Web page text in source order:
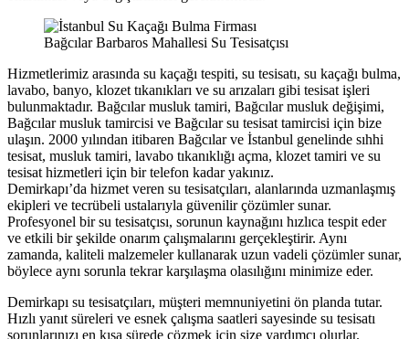
Bağcılar Barbaros Mahallesi Su Tesisatçısı
Hizmetlerimiz arasında su kaçağı tespiti, su tesisatı, su kaçağı bulma,
lavabo, banyo, klozet tıkanıkları ve su arızaları gibi tesisat işleri
bulunmaktadır. Bağcılar musluk tamiri, Bağcılar musluk değişimi,
Bağcılar musluk tamircisi ve Bağcılar su tesisat tamircisi için bize
ulaşın. 2000 yılından itibaren Bağcılar ve İstanbul genelinde sıhhi
tesisat, musluk tamiri, lavabo tıkanıklığı açma, klozet tamiri ve su
tesisat hizmetleri için bir telefon kadar yakınız.
Demirkapı’da hizmet veren su tesisatçıları, alanlarında uzmanlaşmış
ekipleri ve tecrübeli ustalarıyla güvenilir çözümler sunar.
Profesyonel bir su tesisatçısı, sorunun kaynağını hızlıca tespit eder
ve etkili bir şekilde onarım çalışmalarını gerçekleştirir. Aynı
zamanda, kaliteli malzemeler kullanarak uzun vadeli çözümler sunar,
böylece aynı sorunla tekrar karşılaşma olasılığını minimize eder.
Demirkapı su tesisatçıları, müşteri memnuniyetini ön planda tutar.
Hızlı yanıt süreleri ve esnek çalışma saatleri sayesinde su tesisatı
sorunlarınızı en kısa sürede çözmek için size yardımcı olurlar.